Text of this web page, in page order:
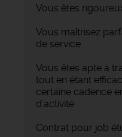
Vous êtes
Vous maîtrisez
de service
Vous êtes apte à
tout en étant
certaine cadence
d’activité
Contrat pour job